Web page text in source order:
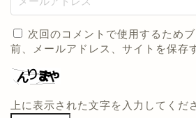
次回のコメントで使用するため
前、メールアドレス、サイトを保存
上に表示された文字を入力してくだ